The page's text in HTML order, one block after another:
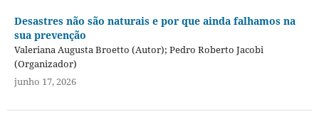
Desastres não são naturais e por que ainda falhamos na
sua prevenção
Valeriana Augusta Broetto (Autor); Pedro Roberto Jacobi
(Organizador)
junho 17, 2026